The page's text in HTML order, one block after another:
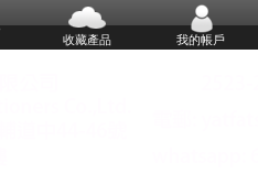
收藏產品 我的帳戶